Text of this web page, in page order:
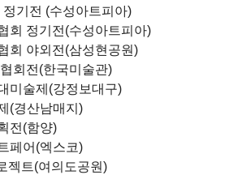
기전 (수성아트피아)
회 정기전(수성아트피아)
회 야외전(삼성현공원)
회전(한국미술관)
미술제(강정보대구)
(경산남매지)
전(함양)
페어(엑스코)
젝트(여의도공원)